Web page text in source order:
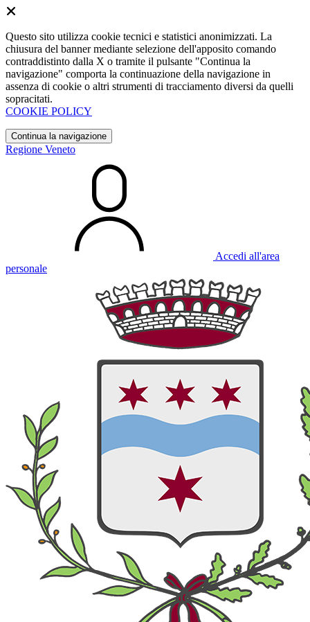
Questo sito utilizza cookie tecnici e statistici anonimizzati. La
chiusura del banner mediante selezione dell'apposito comando
contraddistinto dalla X o tramite il pulsante "Continua la
navigazione" comporta la continuazione della navigazione in
assenza di cookie o altri strumenti di tracciamento diversi da quelli
sopracitati.
COOKIE POLICY
Continua la navigazione
Regione Veneto
Accedi all'area
personale